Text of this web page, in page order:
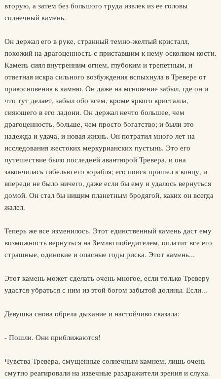
вторую, а затем без большого труда извлек из ее головы
солнечный камень.
Он держал его в руке, странный темно-желтый кристалл,
похожий на драгоценность с приставшим к нему осколком кости.
Камень сиял внутренним огнем, глубоким и трепетным, и
ответная искра сильного возбуждения вспыхнула в Тревере от
прикосновения к камню. Он даже на мгновение забыл, где он и
что тут делает, забыл обо всем, кроме яркого кристалла,
сияющего в его ладони. Он держал нечто большее, чем
драгоценность, больше, чем просто богатство; и были это
надежда и удача, и новая жизнь. Он потратил много лет на
исследования жестоких меркурианских пустынь. Это его
путешествие было последней авантюрой Тревера, и она
закончилась гибелью его корабля; его поиск пришел к концу, и
впереди не было ничего, даже если бы ему и удалось вернуться
домой. Он стал бы нищим планетным бродягой, каких он всегда
жалел.
Теперь же все изменилось. Этот единственный камень даст ему
возможность вернуться на Землю победителем, оплатит все его
страшные, одинокие и опасные годы риска. Этот камень...
Этот камень может сделать очень многое, если только Треверу
удастся убраться с ним из этой богом забытой долины. Если...
Девушка снова обрела дыхание и настойчиво сказала:
- Пошли. Они приближаются!
Чувства Тревера, смущенные солнечным камнем, лишь очень
смутно реагировали на извечные раздражители зрения и слуха.